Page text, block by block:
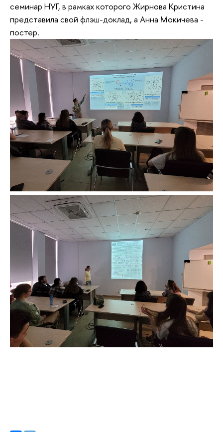
семинар НУГ, в рамках которого Жирнова Кристина
представила свой флэш-доклад, а Анна Мокичева -
постер.